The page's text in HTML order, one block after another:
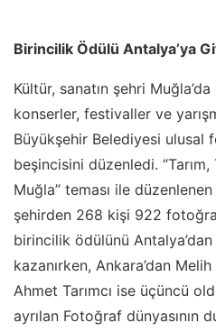
Birincilik Ödülü Antalya’ya
Kültür, sanatın şehri
konserler, festivaller ve
Büyükşehir Belediyesi ulusal
beşincisini düzenledi.
Muğla” teması ile
şehirden 268 kişi 922
birincilik ödülünü
kazanırken, Ankara’dan
Ahmet Tarımcı ise üçüncü
ayrılan Fotoğraf dünyasının